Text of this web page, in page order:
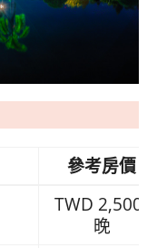
參考房價
TWD 2,500/
晚